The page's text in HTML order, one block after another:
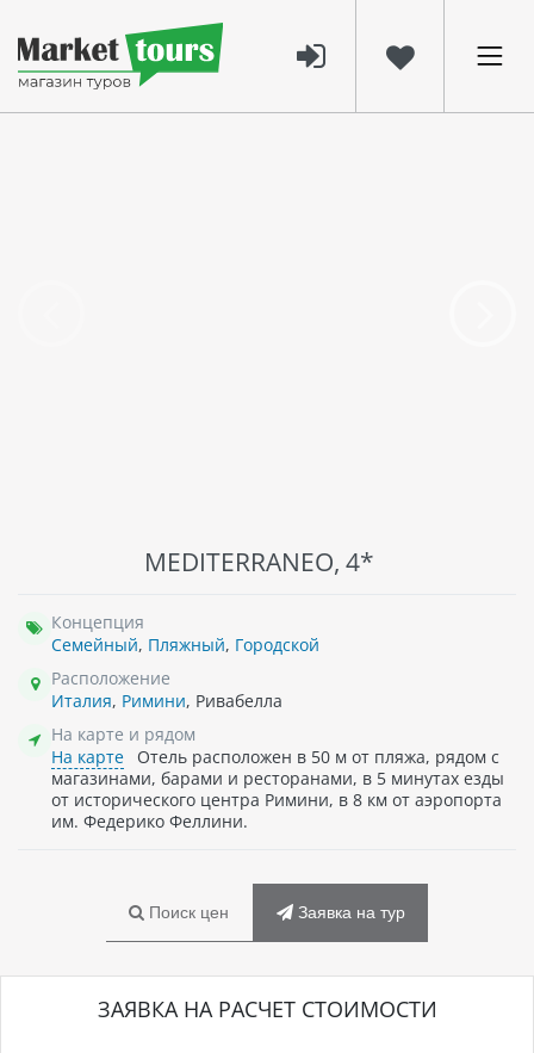
MEDITERRANEO, 4*
Концепция
Семейный, Пляжный, Городской
Расположение
Италия, Римини, Ривабелла
На карте и рядом
На карте
Отель расположен в 50 м от пляжа, рядом с
магазинами, барами и ресторанами, в 5 минутах езды
от исторического центра Римини, в 8 км от аэропорта
им. Федерико Феллини.
Поиск цен Заявка на тур
ЗАЯВКА НА РАСЧЕТ СТОИМОСТИ